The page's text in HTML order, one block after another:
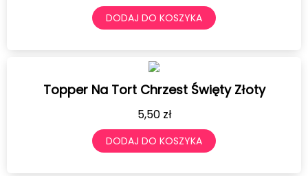
DODAJ DO KOSZYKA
Topper Na Tort Chrzest Święty Złoty
5,50 zł
DODAJ DO KOSZYKA